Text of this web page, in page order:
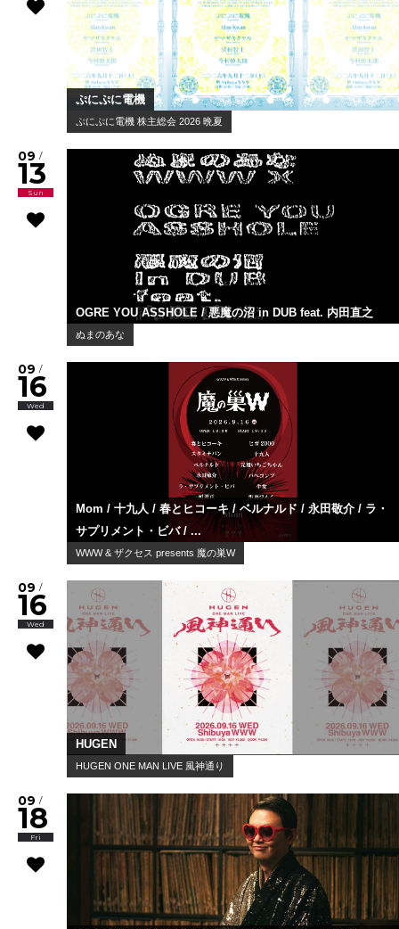
ぷにぷに電機
ぷにぷに電機 株主総会 2026 晩夏
09 /
13
Sun
OGRE YOU ASSHOLE / 悪魔の沼 in DUB feat. 内田直之
ぬまのあな
09 /
16
Wed
Mom / 十九人 / 春とヒコーキ / ベルナルド / 永田敬介 / ラ・
サプリメント・ビバ / ...
WWW & ザクセス presents 魔の巣W
09 /
16
Wed
HUGEN
HUGEN ONE MAN LIVE 風神通り
09 /
18
Fri